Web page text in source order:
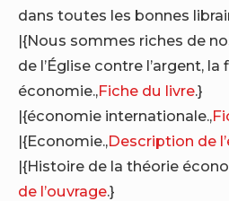
dans toutes les bonnes
|{Nous sommes riches de
de l’Église contre l’argent,
économie.,Fiche du livre.}
|{économie internationale.,
|{Economie.,Description de
|{Histoire de la théorie
de l’ouvrage.}